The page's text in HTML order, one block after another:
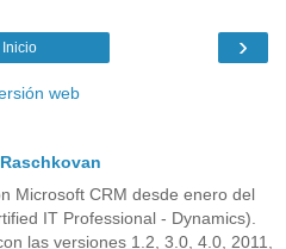
›
Inicio
web
Microsoft CRM desde enero del
IT Professional - Dynamics).
las versiones 1.2, 3.0, 4.0, 2011,